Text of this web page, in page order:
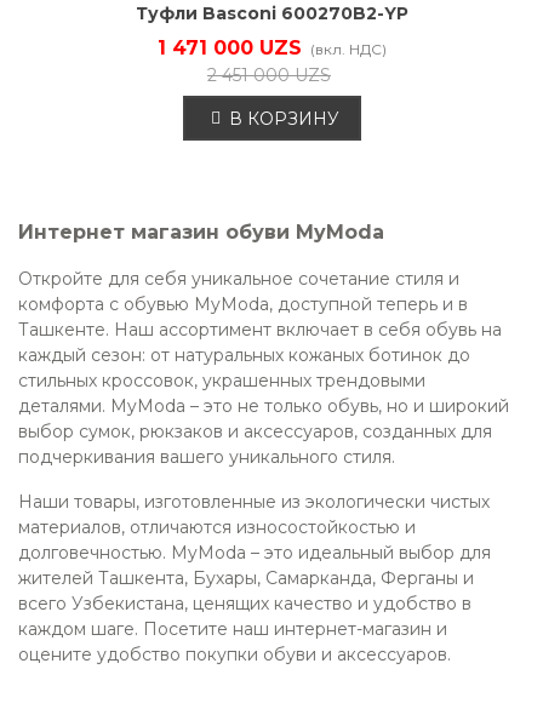
Туфли Basconi 600270B2-YP
1 471 000 UZS (вкл. НДС)
2 451 000 UZS
В КОРЗИНУ
Интернет магазин обуви MyModa
Откройте для себя уникальное сочетание стиля и
комфорта с обувью MyModa, доступной теперь и в
Ташкенте. Наш ассортимент включает в себя обувь на
каждый сезон: от натуральных кожаных ботинок до
стильных кроссовок, украшенных трендовыми
деталями. MyModa – это не только обувь, но и широкий
выбор сумок, рюкзаков и аксессуаров, созданных для
подчеркивания вашего уникального стиля.
Наши товары, изготовленные из экологически чистых
материалов, отличаются износостойкостью и
долговечностью. MyModa – это идеальный выбор для
жителей Ташкента, Бухары, Самарканда, Ферганы и
всего Узбекистана, ценящих качество и удобство в
каждом шаге. Посетите наш интернет-магазин и
оцените удобство покупки обуви и аксессуаров.